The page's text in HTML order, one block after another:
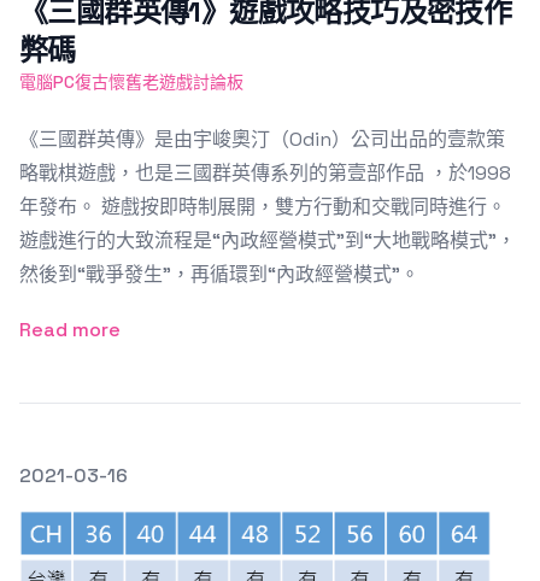
《三國群英傳1》遊戲攻略技巧及密技作
弊碼
電腦PC復古懷舊老遊戲討論板
《三國群英傳》是由宇峻奧汀（Odin）公司出品的壹款策
略戰棋遊戲，也是三國群英傳系列的第壹部作品 ，於1998
年發布。 遊戲按即時制展開，雙方行動和交戰同時進行。
遊戲進行的大致流程是“內政經營模式”到“大地戰略模式”，
然後到“戰爭發生”，再循環到“內政經營模式”。
Read more
發文於
2021-03-16